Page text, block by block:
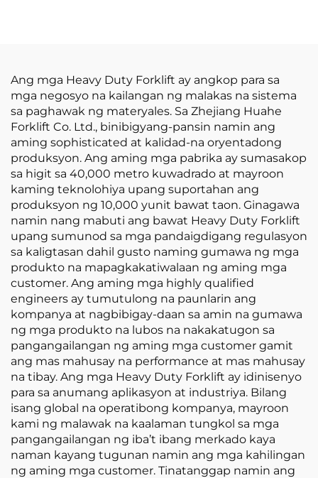
Ang mga Heavy Duty Forklift ay angkop para sa
mga negosyo na kailangan ng malakas na sistema
sa paghawak ng materyales. Sa Zhejiang Huahe
Forklift Co. Ltd., binibigyang-pansin namin ang
aming sophisticated at kalidad-na oryentadong
produksyon. Ang aming mga pabrika ay sumasakop
sa higit sa 40,000 metro kuwadrado at mayroon
kaming teknolohiya upang suportahan ang
produksyon ng 10,000 yunit bawat taon. Ginagawa
namin nang mabuti ang bawat Heavy Duty Forklift
upang sumunod sa mga pandaigdigang regulasyon
sa kaligtasan dahil gusto naming gumawa ng mga
produkto na mapagkakatiwalaan ng aming mga
customer. Ang aming mga highly qualified
engineers ay tumutulong na paunlarin ang
kompanya at nagbibigay-daan sa amin na gumawa
ng mga produkto na lubos na nakakatugon sa
pangangailangan ng aming mga customer gamit
ang mas mahusay na performance at mas mahusay
na tibay. Ang mga Heavy Duty Forklift ay idinisenyo
para sa anumang aplikasyon at industriya. Bilang
isang global na operatibong kompanya, mayroon
kami ng malawak na kaalaman tungkol sa mga
pangangailangan ng iba’t ibang merkado kaya
naman kayang tugunan namin ang mga kahilingan
ng aming mga customer. Tinatanggap namin ang